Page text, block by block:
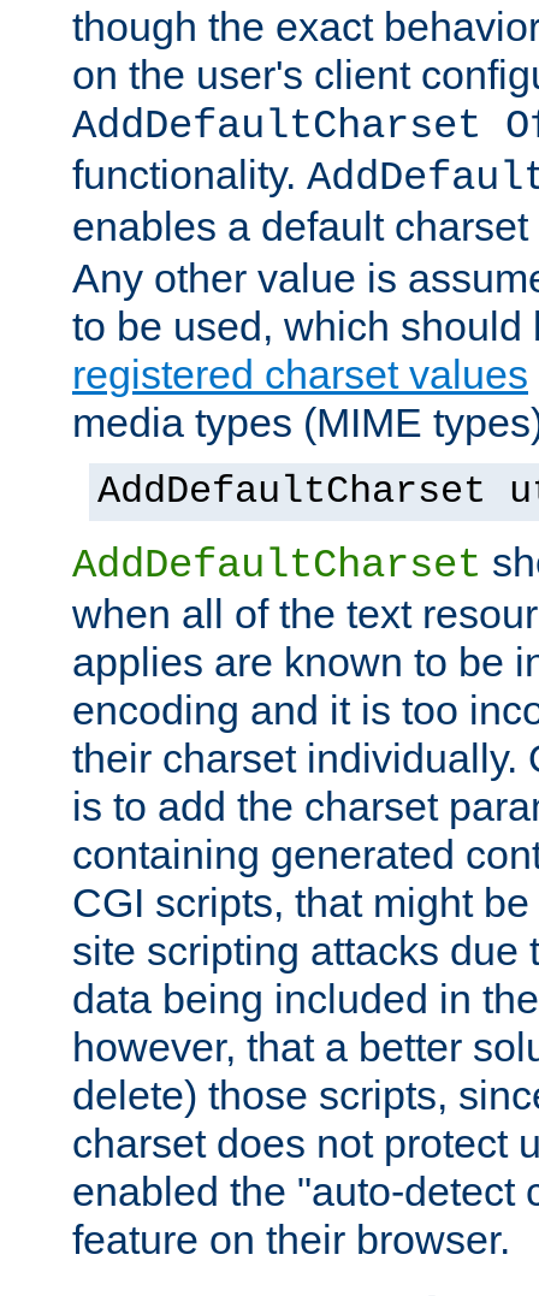
though the exact
on the user's client
AddDefaultCharset
functionality.
enables a default
Any other value is
to be used, which
registered charset values
media types (MIME
AddDefaultCharset
AddDefaultCharset
when all of the text
applies are known to be
encoding and it is too
their charset individually.
is to add the charset
containing generated
CGI scripts, that might
site scripting attacks due
data being included in
however, that a better
delete) those scripts,
charset does not protect
enabled the "auto-detect
feature on their browser.